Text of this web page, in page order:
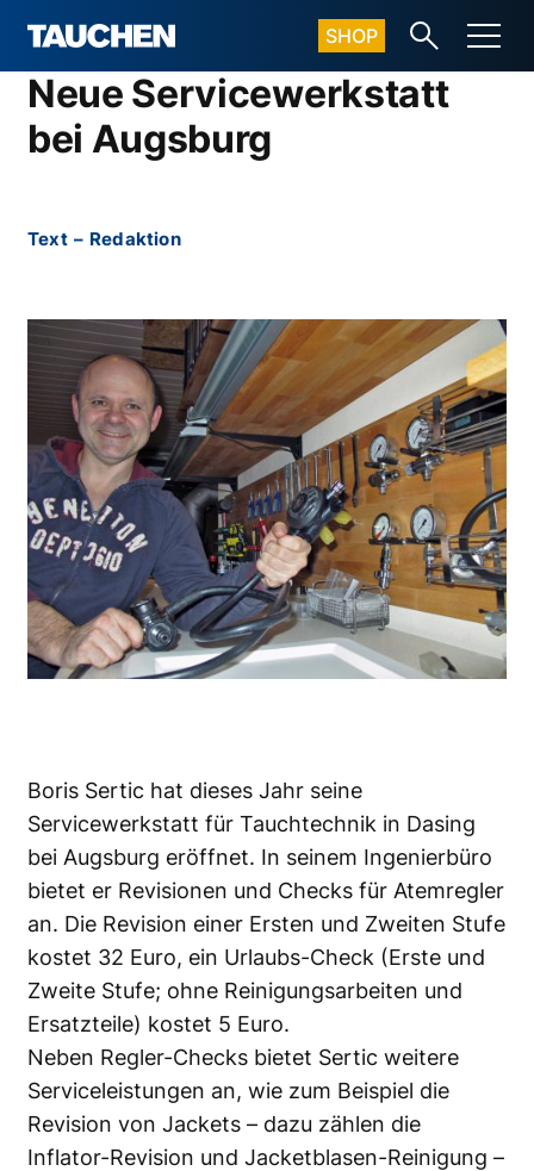
SHOP
Neue Servicewerkstatt
bei Augsburg
Text – Redaktion
Boris Sertic hat dieses Jahr seine
Servicewerkstatt für Tauchtechnik in Dasing
bei Augsburg eröffnet. In seinem Ingenierbüro
bietet er Revisionen und Checks für Atemregler
an. Die Revision einer Ersten und Zweiten Stufe
kostet 32 Euro, ein Urlaubs-Check (Erste und
Zweite Stufe; ohne Reinigungsarbeiten und
Ersatzteile) kostet 5 Euro.
Neben Regler-Checks bietet Sertic weitere
Serviceleistungen an, wie zum Beispiel die
Revision von Jackets – dazu zählen die
Inflator-Revision und Jacketblasen-Reinigung –